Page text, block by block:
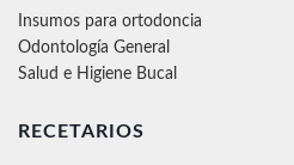
Insumos para ortodoncia
Odontología General
Salud e Higiene Bucal
RECETARIOS